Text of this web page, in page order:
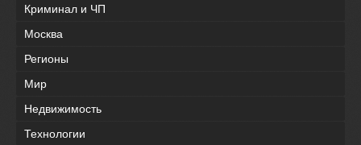
Криминал и ЧП
Москва
Регионы
Мир
Недвижимость
Технологии